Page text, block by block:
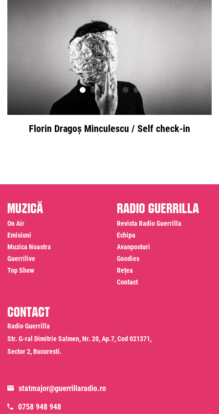
Florin Dragoș Minculescu / Self check-in
Muzică
On Air
Emisiuni
Muzica Noastra
Guerrilive
Top Show
Radio Guerrilla
Revista Radio Guerrilla
Echipa
Avanposturi
Goodies
Rețea
Contact
Contact
Radio Guerrilla
Str. G-ral Dimitrie Salmen, Nr. 20, Ap.7, Cod 021371,
Sector 2, Bucuresti.
statmajor@guerrillaradio.ro
0758 948 948